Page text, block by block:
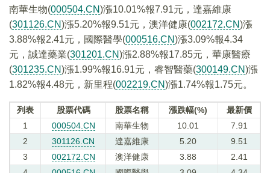
南華生物(000504.CN)漲10.01%報7.91元，達嘉維康
(301126.CN)漲5.20%報9.51元，澳洋健康(002172.CN)漲
3.88%報2.41元，國際醫學(000516.CN)漲3.09%報4.34
元，誠達藥業(301201.CN)漲2.88%報17.85元，華康醫療
(301235.CN)漲1.99%報16.91元，睿智醫藥(300149.CN)漲
1.82%報4.48元，新里程(002219.CN)漲1.74%報1.75元。
列表 股票代碼 股票名稱 漲跌幅(%)
最新價
1
000504.CN 南華生物 10.01
7.91
2
301126.CN 達嘉維康 5.20
9.51
3
002172.CN 澳洋健康 3.88
2.41